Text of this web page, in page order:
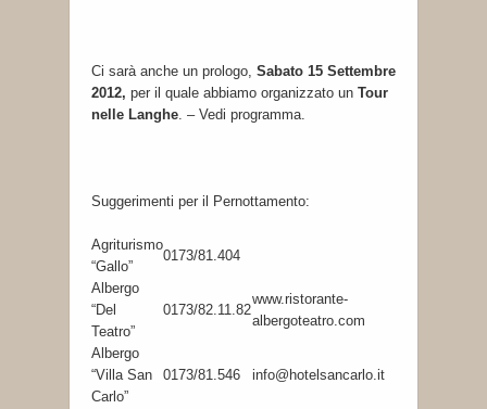
Ci sarà anche un prologo, Sabato 15 Settembre
2012, per il quale abbiamo organizzato un Tour
nelle Langhe. – Vedi programma.
Suggerimenti per il Pernottamento:
Agriturismo
“Gallo”
0173/81.404
Albergo
“Del
Teatro”
0173/82.11.82
www.ristorante-
albergoteatro.com
Albergo
“Villa San
Carlo”
0173/81.546 info@hotelsancarlo.it